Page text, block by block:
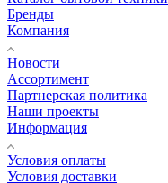
Бренды
Компания
Новости
Ассортимент
Партнерская политика
Наши проекты
Информация
Условия оплаты
Условия доставки